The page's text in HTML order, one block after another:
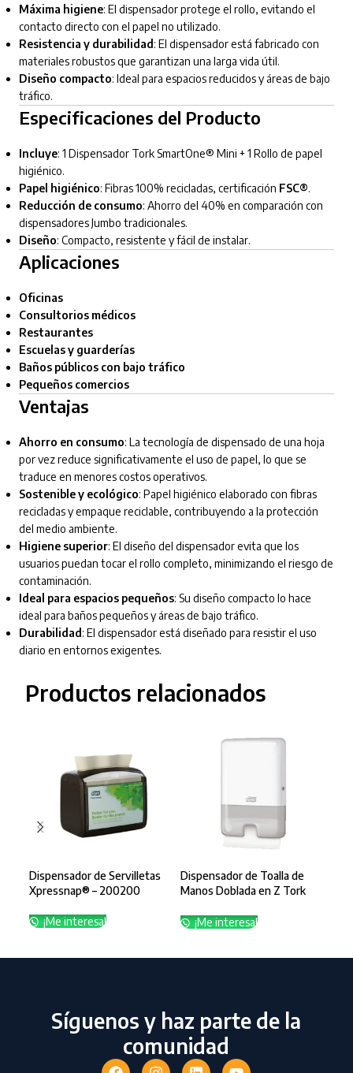
Máxima higiene: El dispensador protege el rollo, evitando el
contacto directo con el papel no utilizado.
Resistencia y durabilidad : El dispensador está fabricado con
materiales robustos que garantizan una larga vida útil.
Diseño compacto: Ideal para espacios reducidos y áreas de bajo
tráfico.
Especificaciones del Producto
Incluye: 1 Dispensador Tork SmartOne® Mini + 1 Rollo de papel
higiénico.
Papel higiénico: Fibras 100% recicladas, certificación FSC®.
Reducción de consumo: Ahorro del 40% en comparación con
dispensadores Jumbo tradicionales.
Diseño: Compacto, resistente y fácil de instalar.
Aplicaciones
Oficinas
Consultorios médicos
Restaurantes
Escuelas y guarderías
Baños públicos con bajo tráfico
Pequeños comercios
Ventajas
Ahorro en consumo: La tecnología de dispensado de una hoja
por vez reduce significativamente el uso de papel, lo que se
traduce en menores costos operativos.
Sostenible y ecológico: Papel higiénico elaborado con fibras
recicladas y empaque reciclable, contribuyendo a la protección
del medio ambiente.
Higiene superior: El diseño del dispensador evita que los
usuarios puedan tocar el rollo completo, minimizando el riesgo de
contaminación.
Ideal para espacios pequeños: Su diseño compacto lo hace
ideal para baños pequeños y áreas de bajo tráfico.
Durabilidad : El dispensador está diseñado para resistir el uso
diario en entornos exigentes.
Productos relacionados
Dispensador de Servilletas
Xpressnap® – 200200
¡Me interesa!
Dispensador de Toalla de
Manos Doblada en Z Tork
¡Me interesa!
Síguenos y haz parte de la
comunidad